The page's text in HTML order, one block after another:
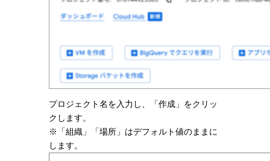
プロジェクト名を入力し、「作成」をクリッ
クします。
※「組織」「場所」はデフォルト値のままに
します。